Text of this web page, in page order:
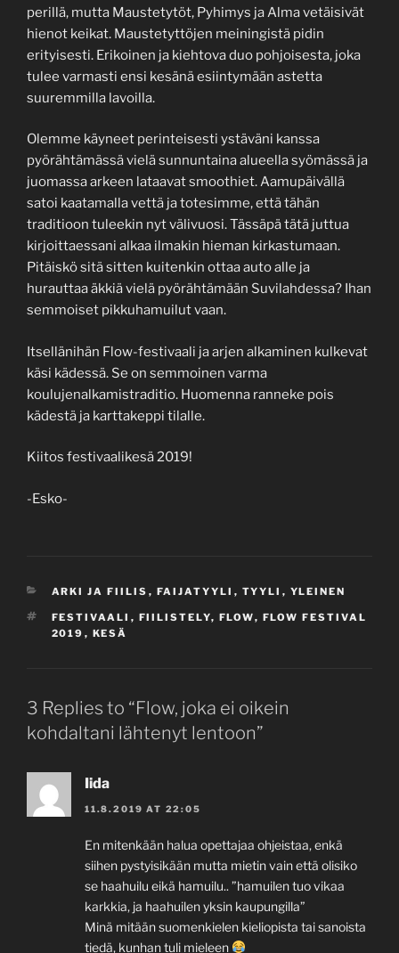
perillä, mutta Maustetytöt, Pyhimys ja Alma vetäisivät
hienot keikat. Maustetyttöjen meiningistä pidin
erityisesti. Erikoinen ja kiehtova duo pohjoisesta, joka
tulee varmasti ensi kesänä esiintymään astetta
suuremmilla lavoilla.
Olemme käyneet perinteisesti ystäväni kanssa
pyörähtämässä vielä sunnuntaina alueella syömässä ja
juomassa arkeen lataavat smoothiet. Aamupäivällä
satoi kaatamalla vettä ja totesimme, että tähän
traditioon tuleekin nyt välivuosi. Tässäpä tätä juttua
kirjoittaessani alkaa ilmakin hieman kirkastumaan.
Pitäiskö sitä sitten kuitenkin ottaa auto alle ja
hurauttaa äkkiä vielä pyörähtämään Suvilahdessa? Ihan
semmoiset pikkuhamuilut vaan.
Itsellänihän Flow-festivaali ja arjen alkaminen kulkevat
käsi kädessä. Se on semmoinen varma
koulujenalkamistraditio. Huomenna ranneke pois
kädestä ja karttakeppi tilalle.
Kiitos festivaalikesä 2019!
-Esko-
CATEGORIES
ARKI JA FIILIS , FAIJATYYLI , TYYLI , YLEINEN
TAGS
FESTIVAALI , FIILISTELY, FLOW, FLOW FESTIVAL
2019 , KESÄ
3 Replies to “Flow, joka ei oikein
kohdaltani lähtenyt lentoon”
Iida
11.8.2019 AT 22:05
En mitenkään halua opettajaa ohjeistaa, enkä
siihen pystyisikään mutta mietin vain että olisiko
se haahuilu eikä hamuilu.. ”hamuilen tuo vikaa
karkkia, ja haahuilen yksin kaupungilla”
Minä mitään suomenkielen kieliopista tai sanoista
tiedä, kunhan tuli mieleen